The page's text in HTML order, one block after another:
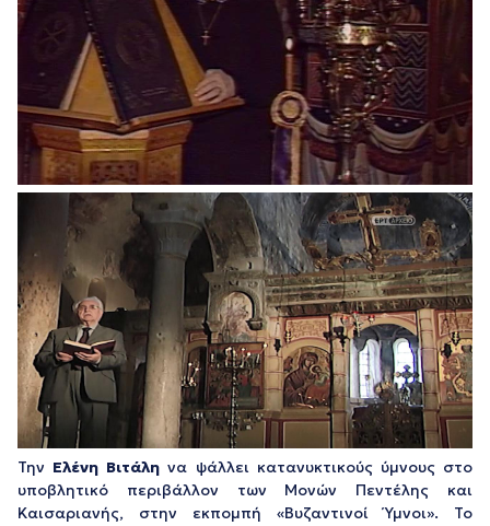
Την Ελένη Βιτάλη να ψάλλει κατανυκτικούς ύμνους στο
υποβλητικό περιβάλλον των Μονών Πεντέλης και
Καισαριανής, στην εκπομπή «Βυζαντινοί Ύμνοι». Το